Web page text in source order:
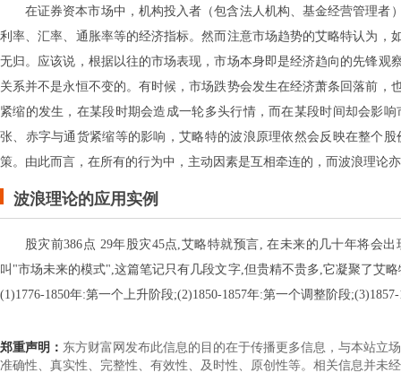
在证券资本市场中，机构投入者（包含法人机构、基金经营管理
利率、汇率、通胀率等的经济指标。然而注意市场趋势的艾略特认为
无归。应该说，根据以往的市场表现，市场本身即是经济趋向的先锋
关系并不是永恒不变的。有时候，市场跌势会发生在经济萧条回落前
紧缩的发生，在某段时期会造成一轮多头行情，而在某段时间却会影
张、赤字与通货紧缩等的影响，艾略特的波浪原理依然会反映在整个
策。由此而言，在所有的行为中，主动因素是互相牵连的，而波浪理论
波浪理论的应用实例
股灾前386点 29年股灾45点,艾略特就预言, 在未来的几十年将会
叫"市场未来的模式",这篇笔记只有几段文字,但贵精不贵多,它凝聚了艾
(1)1776-1850年:第一个上升阶段;(2)1850-1857年:第一个调整阶段
郑重声明： 东方财富网发布此信息的目的在于传播更多信息，与本站立
准确性、真实性、完整性、有效性、及时性、原创性等。相关信息并未